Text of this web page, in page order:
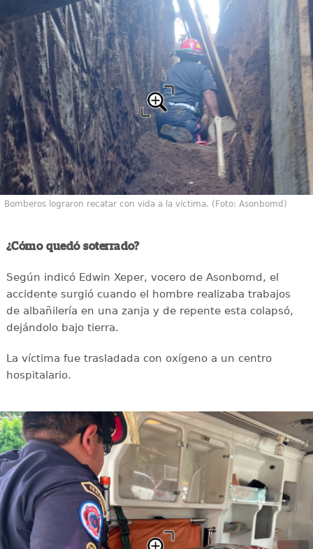
Bomberos lograron recatar con vida a la víctima. (Foto: Asonbomd)
¿Cómo quedó soterrado?
Según indicó Edwin Xeper, vocero de Asonbomd, el
accidente surgió cuando el hombre realizaba trabajos
de albañilería en una zanja y de repente esta colapsó,
dejándolo bajo tierra.
La víctima fue trasladada con oxígeno a un centro
hospitalario.